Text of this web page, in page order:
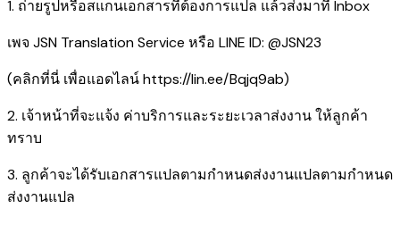
1. ถ่ายรูปหรือสแกนเอกสารที่ต้องการแปล แล้วส่งมาที่ Inbox
เพจ JSN Translation Service หรือ LINE ID: @JSN23
(คลิกที่นี่ เพื่อแอดไลน์https://lin.ee/Bqjq9ab)
2. เจ้าหน้าที่จะแจ้ง ค่าบริการและระยะเวลาส่งงาน ให้ลูกค้า
ทราบ
3. ลูกค้าจะได้รับเอกสารแปลตามกำหนดส่งงานแปลตามกำหนด
ส่งงานแปล